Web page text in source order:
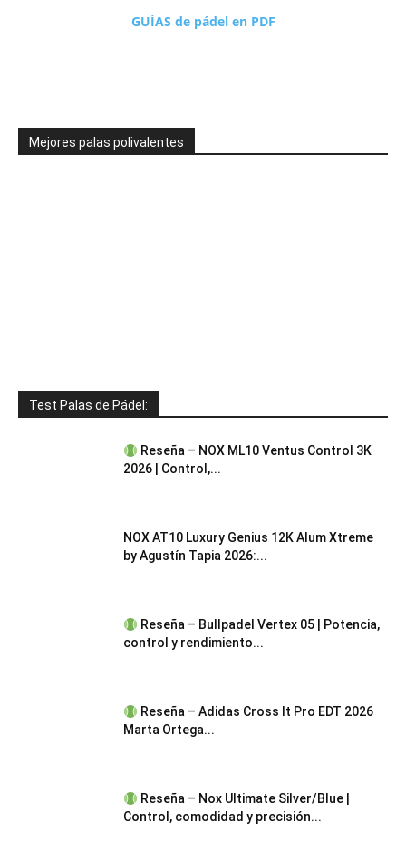
GUÍAS de pádel en PDF
Mejores palas polivalentes
Test Palas de Pádel:
Reseña – NOX ML10 Ventus Control 3K
2026 | Control,...
NOX AT10 Luxury Genius 12K Alum Xtreme
by Agustín Tapia 2026:...
Reseña – Bullpadel Vertex 05 | Potencia,
control y rendimiento...
Reseña – Adidas Cross It Pro EDT 2026
Marta Ortega...
Reseña – Nox Ultimate Silver/Blue |
Control, comodidad y precisión...